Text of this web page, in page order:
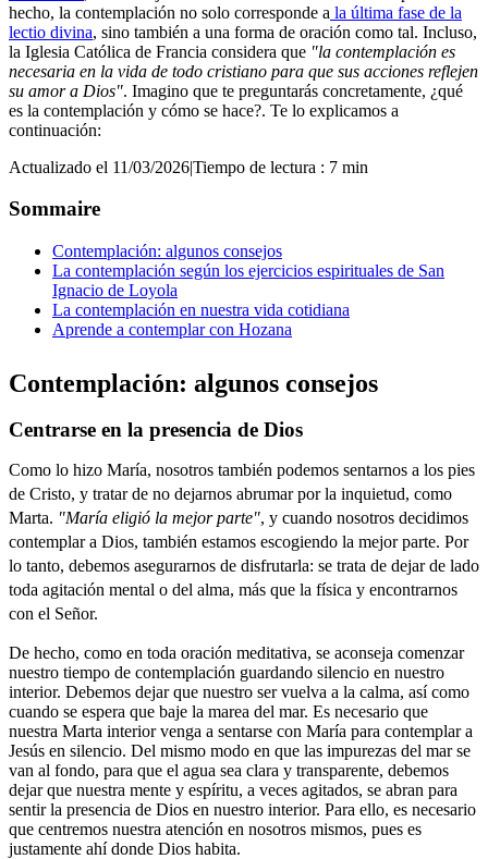
hecho, la contemplación no solo corresponde a la última fase de la
lectio divina, sino también a una forma de oración como tal. Incluso,
la Iglesia Católica de Francia considera que "la contemplación es
necesaria en la vida de todo cristiano para que sus acciones reflejen
su amor a Dios". Imagino que te preguntarás concretamente, ¿qué
es la contemplación y cómo se hace?. Te lo explicamos a
continuación:
Actualizado el 11/03/2026|Tiempo de lectura : 7 min
Sommaire
Contemplación: algunos consejos
La contemplación según los ejercicios espirituales de San
Ignacio de Loyola
La contemplación en nuestra vida cotidiana
Aprende a contemplar con Hozana
Contemplación: algunos consejos
Centrarse en la presencia de Dios
Como lo hizo María, nosotros también podemos sentarnos a los pies
de Cristo, y tratar de no dejarnos abrumar por la inquietud, como
Marta. "María eligió la mejor parte", y cuando nosotros decidimos
contemplar a Dios, también estamos escogiendo la mejor parte. Por
lo tanto, debemos asegurarnos de disfrutarla: se trata de dejar de lado
toda agitación mental o del alma, más que la física y encontrarnos
con el Señor.
De hecho, como en toda oración meditativa, se aconseja comenzar
nuestro tiempo de contemplación guardando silencio en nuestro
interior. Debemos dejar que nuestro ser vuelva a la calma, así como
cuando se espera que baje la marea del mar. Es necesario que
nuestra Marta interior venga a sentarse con María para contemplar a
Jesús en silencio. Del mismo modo en que las impurezas del mar se
van al fondo, para que el agua sea clara y transparente, debemos
dejar que nuestra mente y espíritu, a veces agitados, se abran para
sentir la presencia de Dios en nuestro interior. Para ello, es necesario
que centremos nuestra atención en nosotros mismos, pues es
justamente ahí donde Dios habita.